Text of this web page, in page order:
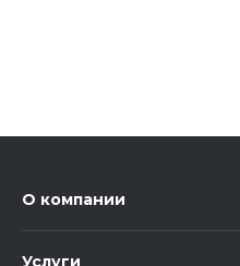
О компании
Услуги